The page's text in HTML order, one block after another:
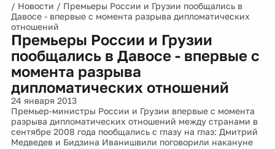
/ Новости / Премьеры России и Грузии пообщались в
Давосе - впервые с момента разрыва дипломатических
отношений
Премьеры России и Грузии
пообщались в Давосе - впервые с
момента разрыва
дипломатических отношений
24 января 2013
Премьер-министры России и Грузии впервые с момента
разрыва дипломатических отношений между странами в
сентябре 2008 года пообщались с глазу на глаз: Дмитрий
Медведев и Бидзина Иванишвили поговорили накануне